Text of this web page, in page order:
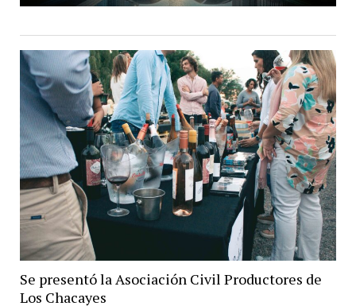
Se presentó la Asociación Civil Productores de
Los Chacayes